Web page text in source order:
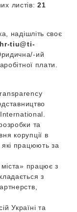
листів:21
надішліть своє
hr-tiu@ti-
ий
плати.
та
корупції в
працюють за
працює з
з
Україні та